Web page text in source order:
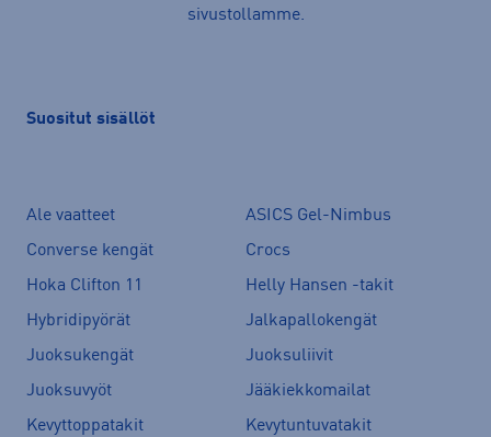
sivustollamme.
Suositut sisällöt
Ale vaatteet
ASICS Gel-Nimbus
Converse kengät
Crocs
Hoka Clifton 11
Helly Hansen -takit
Hybridipyörät
Jalkapallokengät
Juoksukengät
Juoksuliivit
Juoksuvyöt
Jääkiekkomailat
Kevyttoppatakit
Kevytuntuvatakit